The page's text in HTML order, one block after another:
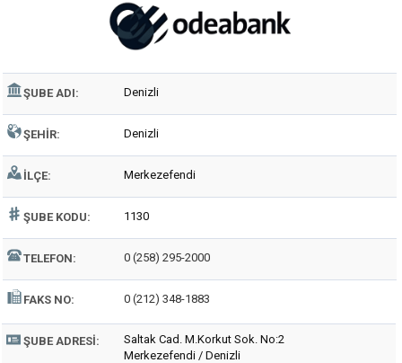
ŞUBE ADI: Denizli
ŞEHIR: Denizli
İLÇE: Merkezefendi
ŞUBE KODU: 1130
TELEFON: 0 (258) 295-2000
FAKS NO: 0 (212) 348-1883
ŞUBE ADRESI:
Saltak Cad. M.Korkut Sok. No:2
Merkezefendi / Denizli